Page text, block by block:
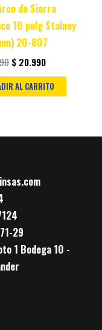
de Sierra
10 pulg Stalney
20-807
$ 20.990
AL CARRITO
29
1 Bodega 10 -